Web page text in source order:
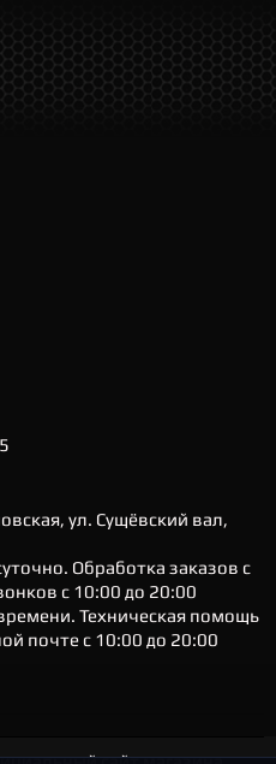
ул. Сущёвский вал,
Обработка заказов с
с 10:00 до 20:00
Техническая помощь
почте с 10:00 до 20:00